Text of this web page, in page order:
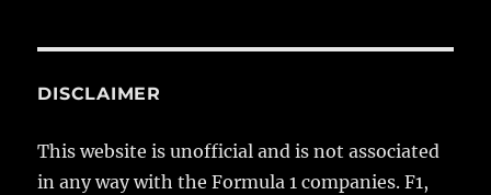
DISCLAIMER
This website is unofficial and is not associated
in any way with the Formula 1 companies. F1,